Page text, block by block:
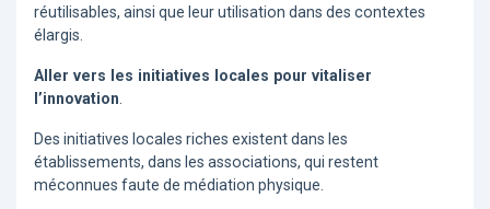
réutilisables, ainsi que leur utilisation dans des contextes
élargis.
Aller vers les initiatives locales pour vitaliser
l’innovation.
Des initiatives locales riches existent dans les
établissements, dans les associations, qui restent
méconnues faute de médiation physique.